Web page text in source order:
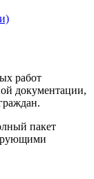
работ
документации,
пакет